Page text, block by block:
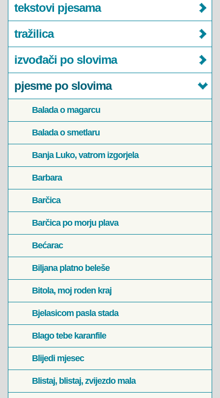
tekstovi pjesama
tražilica
izvođači po slovima
pjesme po slovima
Balada o magarcu
Balada o smetlaru
Banja Luko, vatrom izgorjela
Barbara
Barčica
Barčica po morju plava
Bećarac
Biljana platno beleše
Bitola, moj roden kraj
Bjelasicom pasla stada
Blago tebe karanfile
Blijedi mjesec
Blistaj, blistaj, zvijezdo mala